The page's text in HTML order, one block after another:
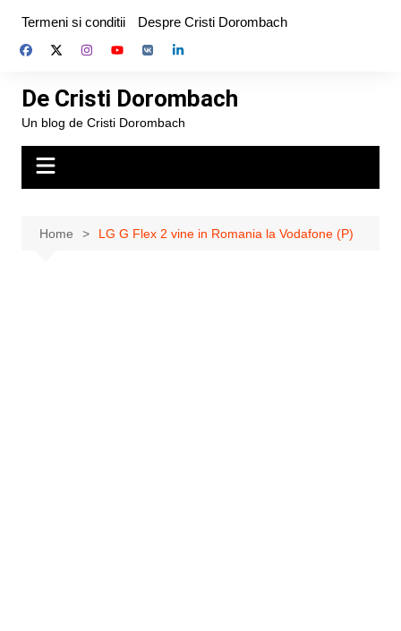
content
Termeni si conditii Despre Cristi Dorombach
De Cristi Dorombach
Un blog de Cristi Dorombach
Home LG G Flex 2 vine in Romania la Vodafone (P)